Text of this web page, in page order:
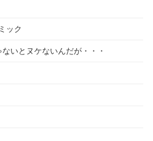
ック
いとヌケないんだが・・・